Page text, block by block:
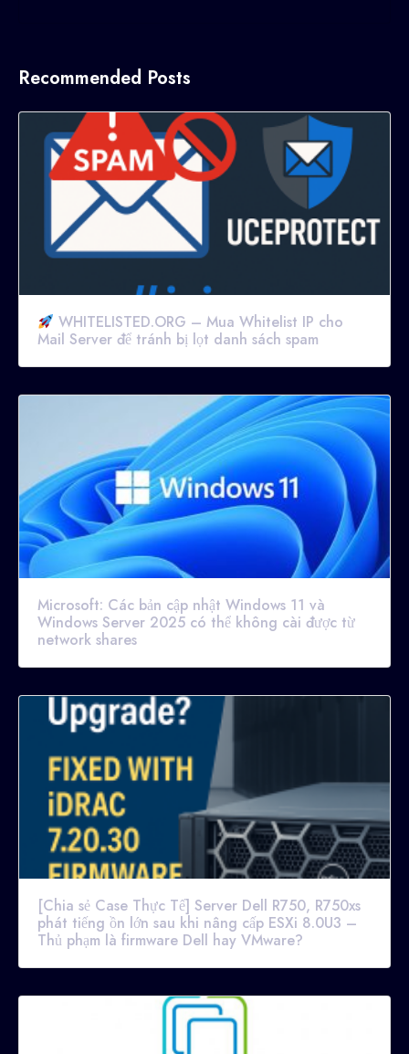
Recommended Posts
WHITELISTED.ORG – Mua Whitelist IP cho
Mail Server để tránh bị lọt danh sách spam
Microsoft: Các bản cập nhật Windows 11 và
Windows Server 2025 có thể không cài được từ
network shares
[Chia sẻ Case Thực Tế] Server Dell R750, R750xs
phát tiếng ồn lớn sau khi nâng cấp ESXi 8.0U3 –
Thủ phạm là firmware Dell hay VMware?